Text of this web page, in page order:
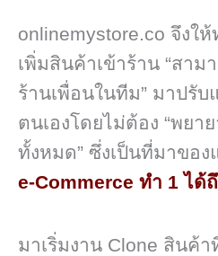
onlinemystore.co จึงใ
เพิ่มสินค้าเข้าร้าน “สา
ร้านเพื่อนในทีม” มาปรั
ตนเองโดยไม่ต้อง “พยา
ทั้งหมด” ซึ่งเป็นที่มาขอ
e-Commerce ทำ 1 ได้
มาเริ่มงาน Clone สินค้